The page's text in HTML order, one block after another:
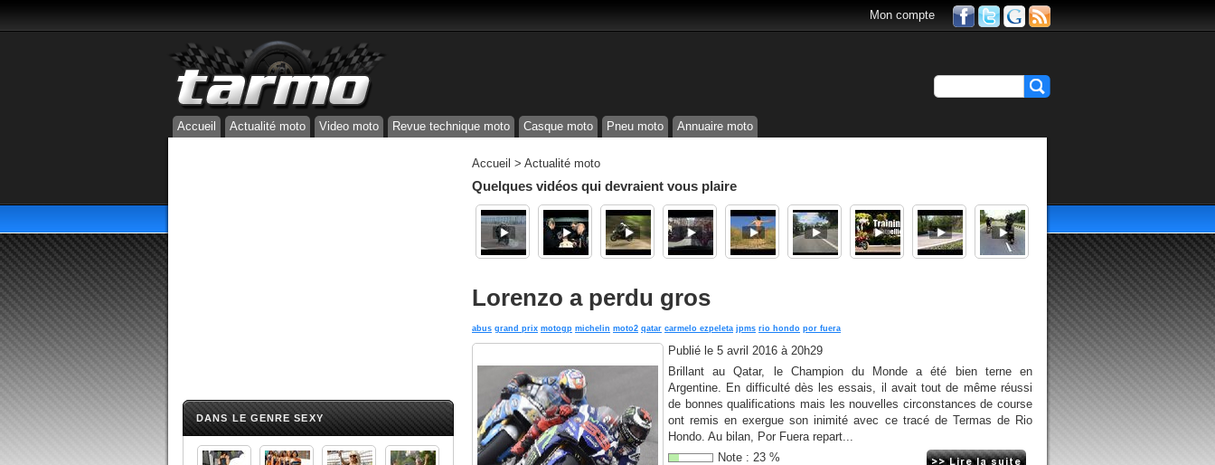
Mon compte
Accueil Actualité moto Video moto Revue technique moto Casque moto Pneu moto Annuaire moto
DANS LE GENRE SEXY
Accueil > Actualité moto
Quelques vidéos qui devraient vous plaire
Lorenzo a perdu gros
abus grand prix motogp michelin moto2 qatar carmelo ezpeleta jpms rio hondo por fuera
Publié le 5 avril 2016 à 20h29
Brillant au Qatar, le Champion du Monde a été bien terne en
Argentine. En difficulté dès les essais, il avait tout de même réussi
de bonnes qualifications mais les nouvelles circonstances de course
ont remis en exergue son inimité avec ce tracé de Termas de Rio
Hondo. Au bilan, Por Fuera repart...
Note : 23 %